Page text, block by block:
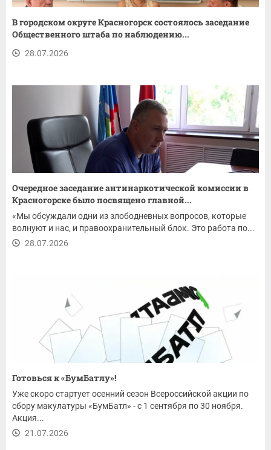
В городском округе Красногорск состоялось заседание
Общественного штаба по наблюдению...
28.07.2026
Очередное заседание антинаркотической комиссии в
Красногорске было посвящено главной...
«Мы обсуждали одни из злободневных вопросов, которые
волнуют и нас, и правоохранительный блок. Это работа по...
28.07.2026
Готовься к «БумБатлу»!
Уже скоро стартует осенний сезон Всероссийской акции по
сбору макулатуры «БумБатл» - с 1 сентября по 30 ноября.
Акция...
21.07.2026